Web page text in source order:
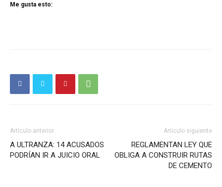
Me gusta esto:
Artículo anterior
A ULTRANZA: 14 ACUSADOS
PODRÍAN IR A JUICIO ORAL
Artículo siguiente
REGLAMENTAN LEY QUE
OBLIGA A CONSTRUIR RUTAS
DE CEMENTO